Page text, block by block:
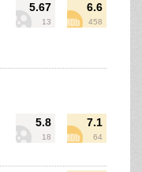
5.67
13
6.6
458
5.8
18
7.1
64